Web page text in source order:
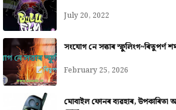
July 20, 2022
সংযোগ নে সত্তাৰ স্ফুলিংগ~ৰিতুপৰ্ণ
February 25, 2026
মোবাইল ফোনৰ ব্যৱহাৰ, উপকাৰিতা